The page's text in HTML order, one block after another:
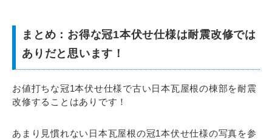
まとめ：お得な冠1本伏せ仕様は耐震改修では
ありだと思います！
お値打ちな冠1本伏せ仕様で古い日本瓦屋根の棟部を耐震
改修することはありです！
あまり見慣れない日本瓦屋根の冠1本伏せ仕様の写真を参